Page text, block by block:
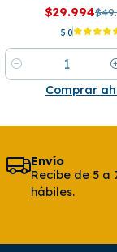
$29.994
5.0
Cantidad
Comprar
Envío
Recibe de 5 a
hábiles.